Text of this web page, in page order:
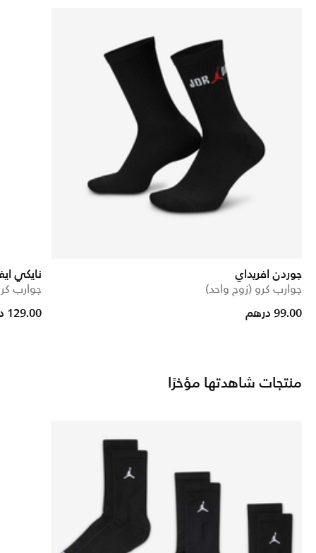
جوردن افريداي
جوارب كرو (زوج واحد)
99.00 درهم
نايكي
جوارب كرو (3
129.00 درهم
منتجات شاهدتها مؤخرًا